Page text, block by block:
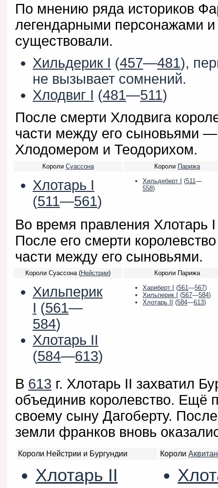
По мнению ряда историков
легендарными персонажами и
существовали.
Хильдерик I (457—481),
не вызывает сомнений.
Хлодвиг I (481—511)
После смерти Хлодвига
части между его сыновьями
Хлодомером и Теодорихом.
Короли Суассона Короли Парижа
Хлотарь I
(511—561)
Хильдеберт I (511—
558)
Во время правления Хлотарь
После его смерти
части между его сыновьями.
Короли Суассона (Нейстрии) Короли Парижа
Хильперик
I (561—
584)
Хлотарь II
(584—613)
Хариберт I (561—567)
Хильперик I (567—584)
Хлотарь II (584—613)
В 613 г. Хлотарь II захватил
объединив королевство. Ещё
своему сыну Дагоберту.
земли франков вновь
Короли Нейстрии и Бургундии Короли
Хлотарь II